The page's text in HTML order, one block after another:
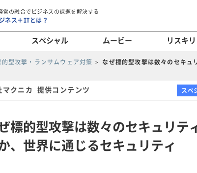
営の融合でビジネスの課題を解決する
ネス＋ITとは？
スペシャル ムービー リスキ
的型攻撃・ランサムウェア対策 なぜ標的型攻撃は数々のセキュ
マクニカ 提供コンテンツ スペ
標的型攻撃は数々のセキュリテ
、世界に通じるセキュリティ